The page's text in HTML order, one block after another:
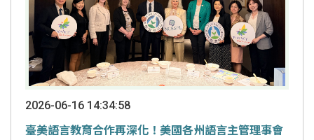
2026-06-16 14:34:58
臺美語言教育合作再深化！美國各州語言主管理事會